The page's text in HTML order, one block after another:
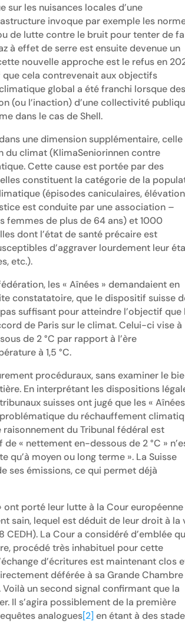
les nuisances locales d’une
invoque par exemple les
de lutte contre le bruit pour tenter de
à effet de serre est ensuite devenue un
nouvelle approche est le refus en
que cela contrevenait aux objectifs
global a été franchi lorsque
(ou l’inaction) d’une collectivité
dans le cas de Shell.
une dimension supplémentaire, celle
du climat (KlimaSeniorinnen contre
Cette cause est portée par des
constituent la catégorie de la
(épisodes caniculaires, élévation
est conduite par une association –
femmes de plus de 64 ans) et 1000
dont l’état de santé précaire est
d’aggraver lourdement leur
etc.).
les « Aînées » demandaient en
constatatoire, que le dispositif suisse
suffisant pour atteindre l’objectif que
de Paris sur le climat. Celui-ci vise à
de 2 °C par rapport à l’ère
à 1,5 °C.
procéduraux, sans examiner le
En interprétant les dispositions
suisses ont jugé que les « Aînées
du réchauffement
raisonnement du Tribunal fédéral est
« nettement en-dessous de 2 °C »
qu’à moyen ou long terme ». La Suisse
ses émissions, ce qui permet déjà
ont porté leur lutte à la Cour
sain, lequel est déduit de leur droit à la
La Cour a considéré d’emblée
procédé très inhabituel pour cette
d’écritures est maintenant clos
déférée à sa Grande
un second signal confirmant que la
Il s’agira possiblement de la première
analogues[2]en étant à des